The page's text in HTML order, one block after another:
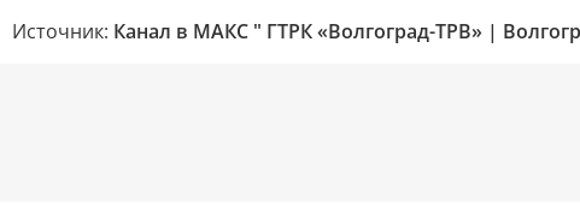
Источник: Канал в МАКС " ГТРК «Волгоград-ТРВ» |